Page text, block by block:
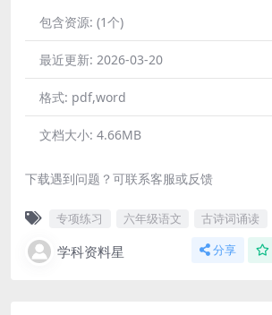
包含资源: (1个)
最近更新: 2026-03-20
格式: pdf,word
文档大小: 4.66MB
下载遇到问题？可联系客服或反馈
专项练习 六年级语文 古诗词诵读
学科资料星 分享